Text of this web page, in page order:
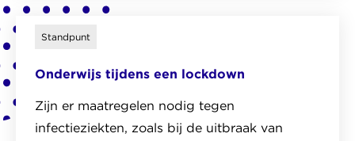
het
artikel
Rijk
mag
kinderrechten
Standpunt
Onderwijs tijdens een lockdown
Zijn er maatregelen nodig tegen
infectieziekten, zoals bij de uitbraak van